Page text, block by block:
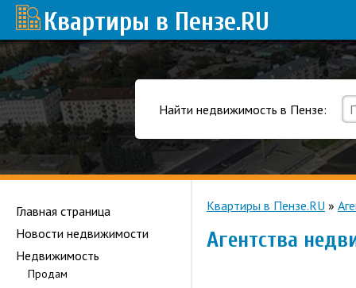
Квартиры в Пензе.RU
Найти недвижимость в Пензе:
Главная страница
Новости недвижимости
Недвижимость
Продам
Квартиры в Пензе.RU »
Агентства